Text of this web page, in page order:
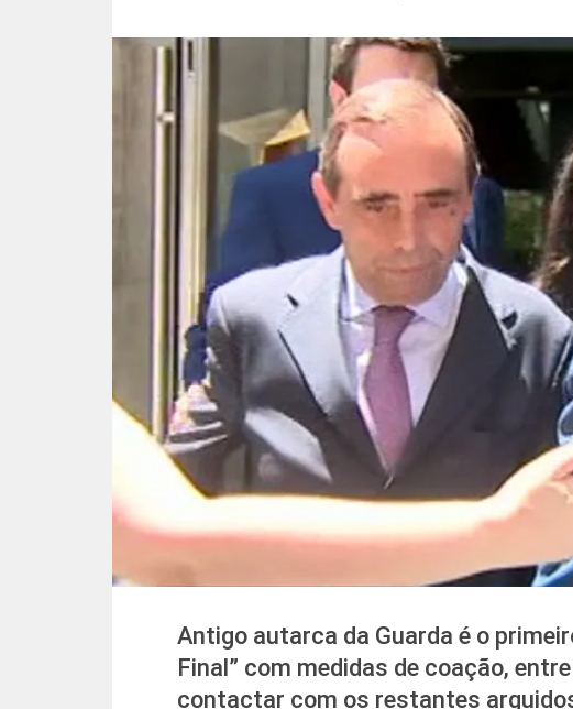
Antigo autarca da Guarda é o
Final” com medidas de coação,
contactar com os restantes